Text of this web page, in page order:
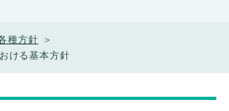
種方針
ける基本方針